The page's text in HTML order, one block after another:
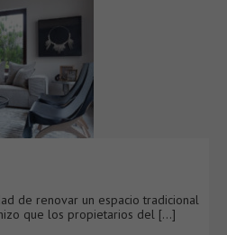
de renovar un espacio tradicional
que los propietarios del [...]